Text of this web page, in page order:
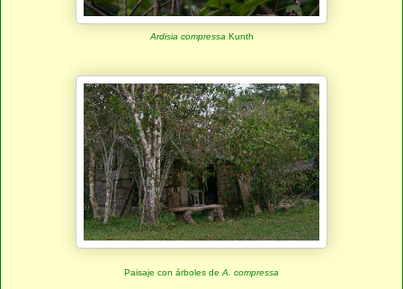
Ardisia compressa Kunth
Paisaje con árboles de A. compressa